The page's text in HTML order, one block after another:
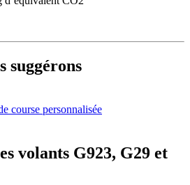
suggérons
course personnalisée
volants G923, G29 et